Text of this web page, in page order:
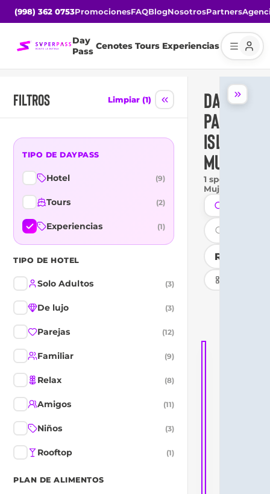
(998) 362 0753PromocionesFAQBlogNosotrosPartners
Day
Pass Cenotes Tours Experiencias
FILTROS Limpiar (1)
TIPO DE DAYPASS
Hotel (9)
Tours (2)
Experiencias (1)
TIPO DE HOTEL
Solo Adultos (3)
De lujo (3)
Parejas (12)
Familiar (9)
Relax (8)
Amigos (11)
Niños (3)
Rooftop (1)
PLAN DE ALIMENTOS
DAY
PASS EN
ISLA
MUJERES
1 spot · Isla
Mujeres